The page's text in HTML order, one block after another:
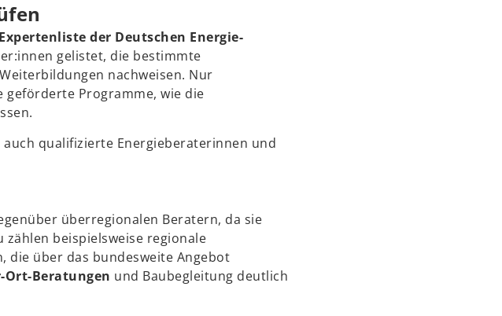
der Deutschen Energie-
gelistet, die bestimmte
nachweisen. Nur
geförderte Programme, wie die
qualifizierte Energieberaterinnen und
überregionalen Beratern, da sie
zählen beispielsweise regionale
die über das bundesweite Angebot
Beratungen und Baubegleitung deutlich